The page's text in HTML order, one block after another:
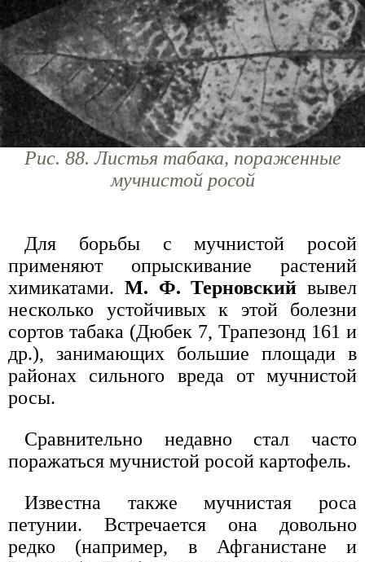
Рис. 88. Листья табака, пораженные
мучнистой росой
Для борьбы с мучнистой росой
применяют опрыскивание растений
химикатами. М. Ф. Терновский вывел
несколько устойчивых к этой болезни
сортов табака (Дюбек 7, Трапезонд 161 и
др.), занимающих большие площади в
районах сильного вреда от мучнистой
росы.
Сравнительно недавно стал часто
поражаться мучнистой росой картофель.
Известна также мучнистая роса
петунии. Встречается она довольно
редко (например, в Афганистане и